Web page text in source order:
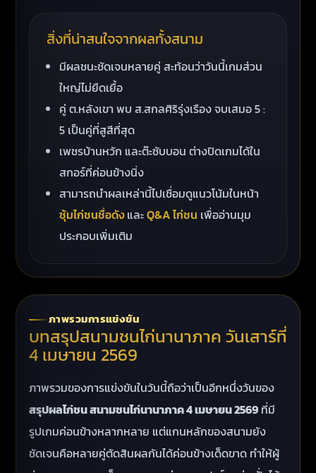
สิ่งที่น่าสนใจจากผลทั้งสนาม
มีผลชนะชัดเจนหลายคู่ สะท้อนว่าวันนี้เกมส่วน
ใหญ่ไม่ยืดเยื้อ
คู่ ต.หลังเขา พบ ส.สกลศิริรุ่งเรือง จบเสมอ 5 :
5 เป็นคู่ที่สูสีที่สุด
เพชรบ้านหวัก และต๊ะซับบอน ต่างปิดเกมได้ใน
สกอร์ที่ค่อนข้างนิ่ง
สามารถนำผลเหล่านี้ไปเชื่อมดูแนวโน้มในหน้า
ซุ้มไก่ชนชื่อดังและQ&A ไก่ชน เพื่ออ่านมุม
ประกอบเพิ่มเติม
ภาพรวมการแข่งขัน
บทสรุปสนามชนไก่นานาภาค วันเสาร์ที่
4 เมษายน 2569
ภาพรวมของการแข่งขันในวันนี้ถือว่าเป็นอีกหนึ่งวันของ
สรุปผลไก่ชน สนามชนไก่นานาภาค 4 เมษายน 2569 ที่มี
รูปเกมค่อนข้างหลากหลาย แต่แกนหลักของสนามยัง
ชัดเจนคือหลายคู่ตัดสินผลกันได้ค่อนข้างเด็ดขาด ทำให้ผู้